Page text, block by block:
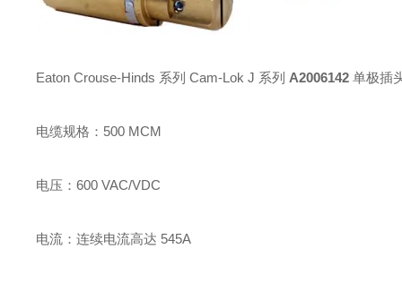
Eaton Crouse-Hinds 系列 Cam-Lok J 系列 A2006142 单极插
电缆规格：500 MCM
电压：600 VAC/VDC
电流：连续电流高达 545A